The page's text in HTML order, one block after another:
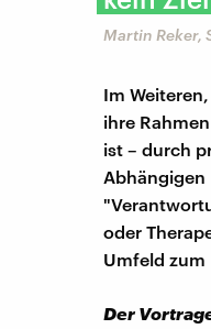
Martin Reker,
Im
ihre
ist – durch
Abhängigen
oder
Umfeld zum
Der